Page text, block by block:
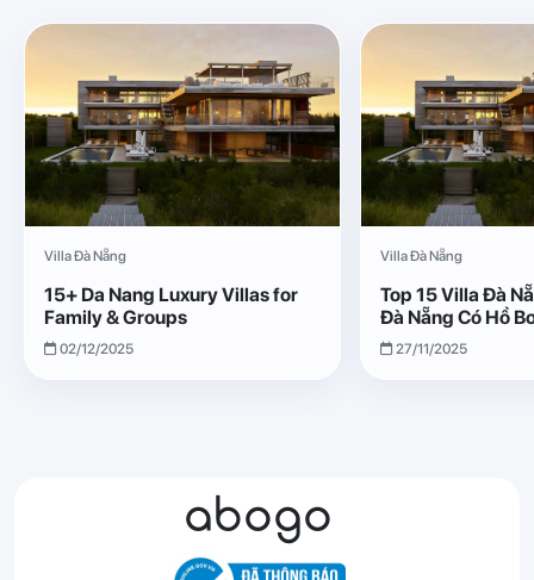
Villa Đà Nẵng
15+ Da Nang Luxury Villas for
Family & Groups
02/12/2025
Villa Đà Nẵng
Top 15 Villa Đà
Đà Nẵng Có Hồ
27/11/2025
abogo